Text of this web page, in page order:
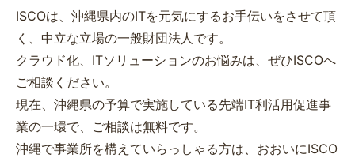
ISCOは、沖縄県内のITを元気にするお手伝いをさせて頂
く、中立な立場の一般財団法人です。
クラウド化、ITソリューションのお悩みは、ぜひISCOへ
ご相談ください。
現在、沖縄県の予算で実施している先端IT利活用促進事
業の一環で、ご相談は無料です。
沖縄で事業所を構えていらっしゃる方は、おおいにISCO